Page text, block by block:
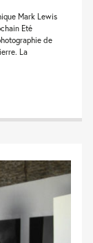
Mark Lewis
Eté
de
La